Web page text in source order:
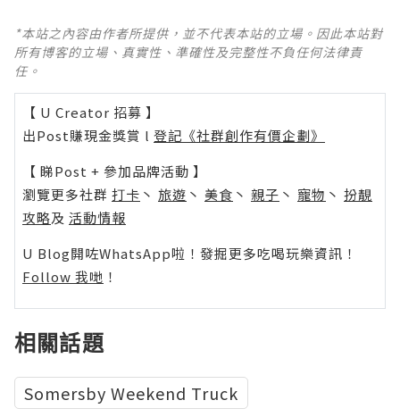
*本站之內容由作者所提供，並不代表本站的立場。因此本站對
所有博客的立場、真實性、準確性及完整性不負任何法律責
任。
【 U Creator 招募 】
出Post賺現金獎賞 l 登記《社群創作有價企劃》
【 睇Post + 參加品牌活動 】
瀏覽更多社群 打卡 丶 旅遊 丶 美食 丶 親子 丶 寵物 丶 扮靚
攻略及 活動情報
U Blog開咗WhatsApp啦！發掘更多吃喝玩樂資訊！
Follow 我哋 ！
相關話題
Somersby Weekend Truck